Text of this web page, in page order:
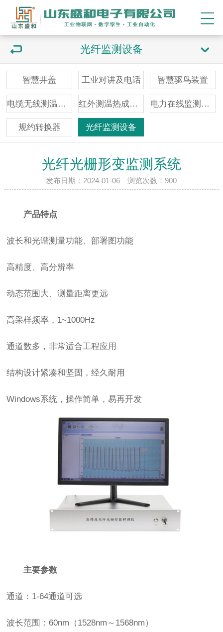
光纤监测设备
智慧井盖 工业对讲及电话 智慧驱鸟装置
电缆无线测温装置 红外测温热成像仪 电力在线监测装置
规约转换器 光纤监测设备
光纤光栅形变监测系统
发布日期：2024-01-06 浏览次数： 900
产品特点
波长和光谱测量功能、部署图功能
高精度、高分辨率
动态范围大、测量距离更远
高采样频率，1~1000Hz
通道数多，非常适合工程应用
结构设计紧凑和坚固，经久耐用
Windows系统，操作简单，易再开发
主要参数
通道：1-64通道可选
波长范围：60nm（1528nm～1568nm）